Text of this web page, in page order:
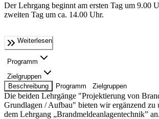
Der Lehrgang beginnt am ersten Tag um 9.00
zweiten Tag um ca. 14.00 Uhr.
Weiterlesen
Programm
Zielgruppen
Beschreibung
Programm Zielgruppen
Die beiden Lehrgänge "Projektierung von
Grundlagen / Aufbau" bieten wir ergänzend zu
dem Lehrgang „Brandmeldeanlagentechnik” an.